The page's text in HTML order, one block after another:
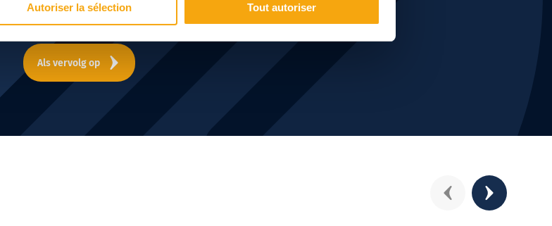
Autoriser la sélection Tout autoriser
Onze adviseurs bellen je terug!
Als vervolg op
PrécédentSuivant